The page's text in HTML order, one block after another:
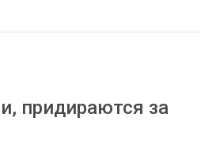
придираются за